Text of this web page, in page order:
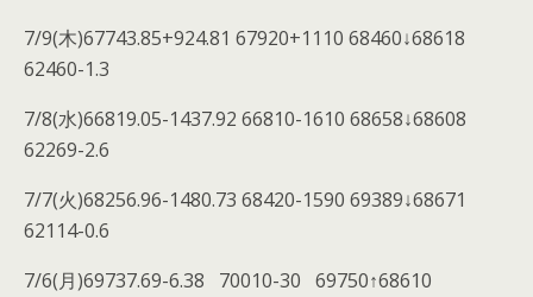
7/9(木)67743.85+924.81 67920+1110 68460↓68618
62460-1.3
7/8(水)66819.05-1437.92 66810-1610 68658↓68608
62269-2.6
7/7(火)68256.96-1480.73 68420-1590 69389↓68671
62114-0.6
7/6(月)69737.69-6.38 70010-30 69750↑68610